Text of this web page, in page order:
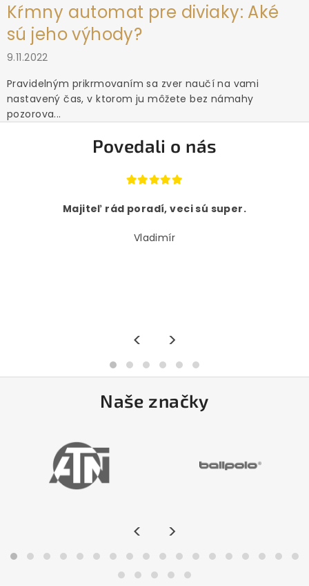
Kŕmny automat pre diviaky: Aké
sú jeho výhody?
9.11.2022
Pravidelným prikrmovaním sa zver naučí na vami
nastavený čas, v ktorom ju môžete bez námahy
pozorova...
Povedali o nás
Majiteľ rád poradí, veci sú super.
Vladimír
< >
Naše značky
< >